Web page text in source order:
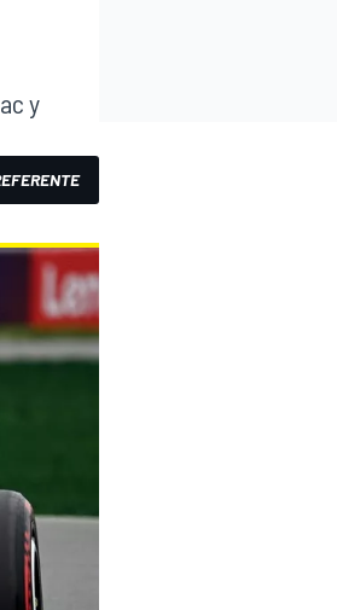
y